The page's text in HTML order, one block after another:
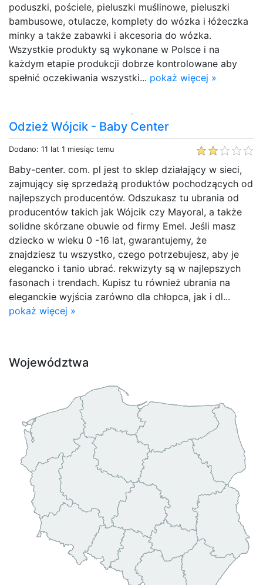
poduszki, pościele, pieluszki muślinowe, pieluszki
bambusowe, otulacze, komplety do wózka i łóżeczka
minky a także zabawki i akcesoria do wózka.
Wszystkie produkty są wykonane w Polsce i na
każdym etapie produkcji dobrze kontrolowane aby
spełnić oczekiwania wszystki... pokaż więcej »
Odzież Wójcik - Baby Center
Dodano: 11 lat 1 miesiąc temu
Baby-center. com. pl jest to sklep działający w sieci,
zajmujący się sprzedażą produktów pochodzących od
najlepszych producentów. Odszukasz tu ubrania od
producentów takich jak Wójcik czy Mayoral, a także
solidne skórzane obuwie od firmy Emel. Jeśli masz
dziecko w wieku 0 -16 lat, gwarantujemy, że
znajdziesz tu wszystko, czego potrzebujesz, aby je
elegancko i tanio ubrać. rekwizyty są w najlepszych
fasonach i trendach. Kupisz tu również ubrania na
eleganckie wyjścia zarówno dla chłopca, jak i dl...
pokaż więcej »
Województwa